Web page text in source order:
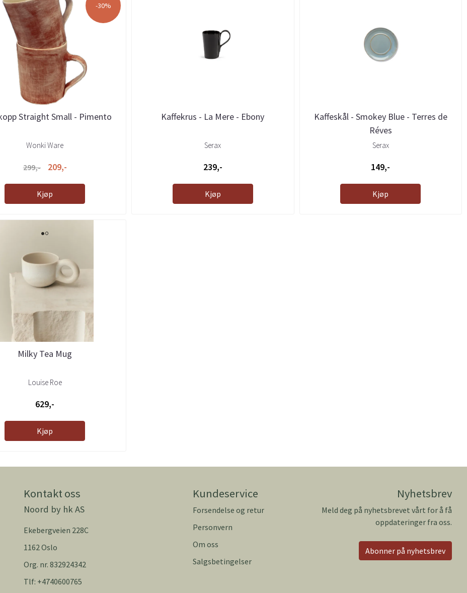
-30%
Straight Small - Pimento
Wonki Ware
299,- 209,-
Kjøp
Kaffekrus - La Mere - Ebony
Serax
239,-
Kjøp
Kaffeskål - Smokey Blue - Terres de
Réves
Serax
149,-
Kjøp
Milky Tea Mug
Louise Roe
629,-
Kjøp
Kontakt oss
Noord by hk AS
Ekebergveien 228C
1162 Oslo
Org. nr. 832924342
Tlf: +4740600765
Kundeservice
Forsendelse og retur
Personvern
Om oss
Salgsbetingelser
Nyhetsbrev
Meld deg på nyhetsbrevet vårt for å få
oppdateringer fra oss.
Abonner på nyhetsbrev